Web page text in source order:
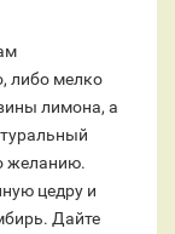
либо мелко
лимона, а
желанию.
цедру и
Дайте